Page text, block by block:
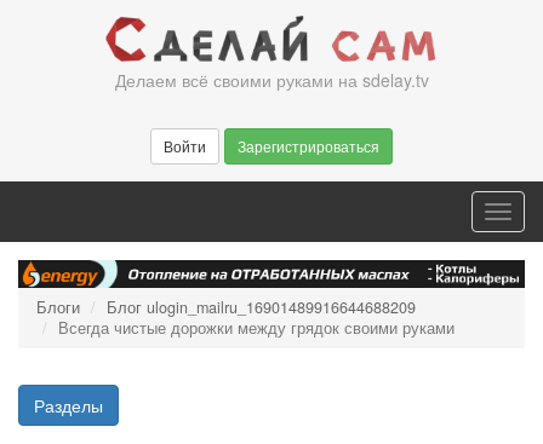
Делаем всё своими руками на sdelay.tv
Войти Зарегистрироваться
Блоги
Блог ulogin_mailru_16901489916644688209
Всегда чистые дорожки между грядок своими руками
Разделы